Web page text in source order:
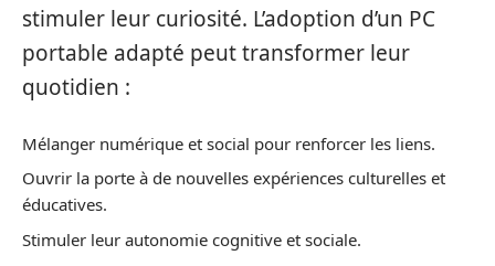
stimuler leur curiosité. L’adoption d’un PC
portable adapté peut transformer leur
quotidien :
Mélanger numérique et social pour renforcer les liens.
Ouvrir la porte à de nouvelles expériences culturelles et
éducatives.
Stimuler leur autonomie cognitive et sociale.